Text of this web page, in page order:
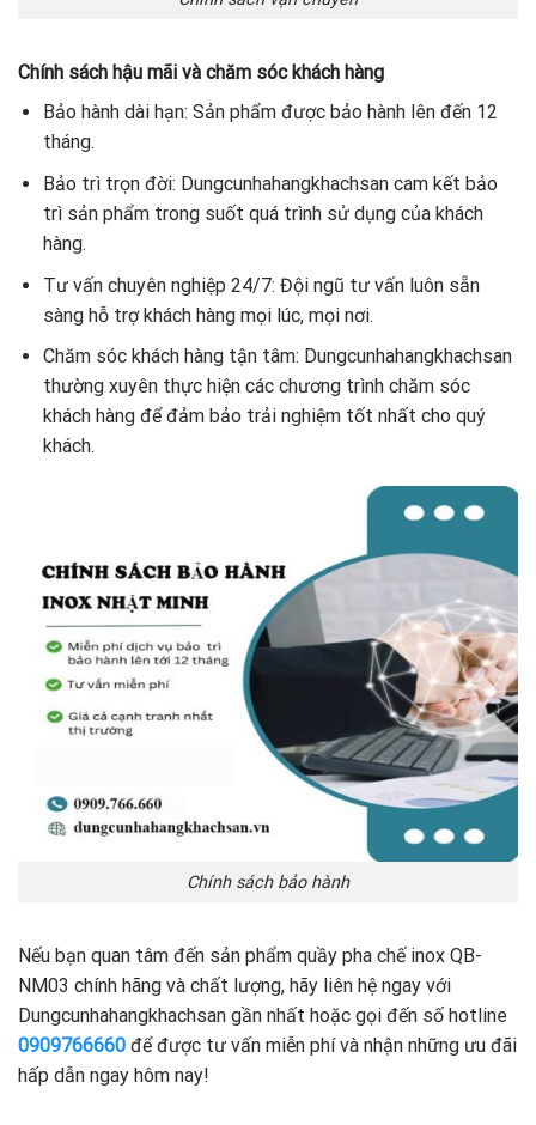
Chính sách hậu mãi và chăm sóc khách hàng
Bảo hành dài hạn: Sản phẩm được bảo hành lên đến 12
tháng.
Bảo trì trọn đời: Dungcunhahangkhachsan cam kết bảo
trì sản phẩm trong suốt quá trình sử dụng của khách
hàng.
Tư vấn chuyên nghiệp 24/7: Đội ngũ tư vấn luôn sẵn
sàng hỗ trợ khách hàng mọi lúc, mọi nơi.
Chăm sóc khách hàng tận tâm: Dungcunhahangkhachsan
thường xuyên thực hiện các chương trình chăm sóc
khách hàng để đảm bảo trải nghiệm tốt nhất cho quý
khách.
Chính sách bảo hành
Nếu bạn quan tâm đến sản phẩm quầy pha chế inox QB-
NM03 chính hãng và chất lượng, hãy liên hệ ngay với
Dungcunhahangkhachsan gần nhất hoặc gọi đến số hotline
0909766660 để được tư vấn miễn phí và nhận những ưu đãi
hấp dẫn ngay hôm nay!